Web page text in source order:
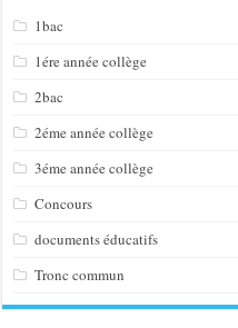
1bac
1ére année collège
2bac
2éme année collège
3éme année collège
Concours
documents éducatifs
Tronc commun